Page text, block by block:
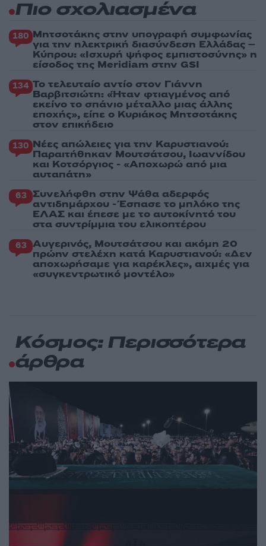
Πιο σχολιασμένα
180 Μητσοτάκης στην υπογραφή συμφωνίας
για την ηλεκτρική διασύνδεση Ελλάδας –
Κύπρου: «Ισχυρή ψήφος εμπιστοσύνης» η
είσοδος της Meridiam στην GSI
134 Το τελευταίο αντίο στον Γιάννη
Βαρβιτσιώτη: «Ήταν φτιαγμένος από
εκείνο το σπάνιο μέταλλο μιας άλλης
εποχής», είπε ο Κυριάκος Μητσοτάκης
στον επικήδειο
130 Νέες απώλειες για την Καρυστιανού:
Παραιτήθηκαν Μουτσάτσου, Ιωαννίδου
και Κοτσόργιος - «Αποχωρώ από μια
αυταπάτη»
63 Συνελήφθη στην Ψάθα αδερφός
αντιδημάρχου - Έσπασε το μπλόκο της
ΕΛΑΣ και έπεσε με το αυτοκίνητό του
στα συντρίμμια του ελικοπτέρου
63 Αυγερινός, Μουτσάτσου και ακόμη 20
πρώην στελέχη κατά Καρυστιανού: «Δεν
αποχωρήσαμε για καρέκλες», αιχμές για
«συγκεντρωτικό μοντέλο»
Κόσμος: Περισσότερα
άρθρα